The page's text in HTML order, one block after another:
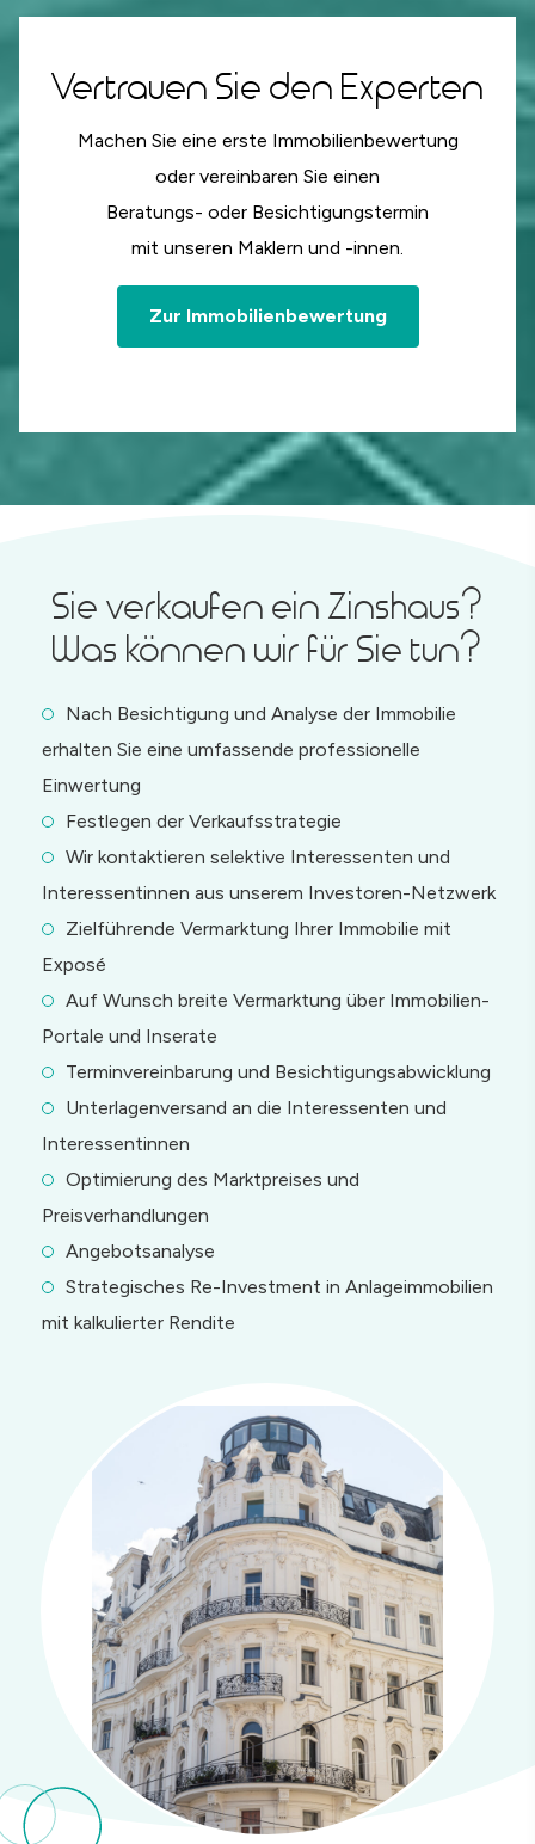
Vertrauen Sie den Experten
Machen Sie eine erste Immobilienbewertung
oder vereinbaren Sie einen
Beratungs- oder Besichtigungstermin
mit unseren Maklern und -innen.
Zur Immobilienbewertung
Sie verkaufen ein Zinshaus?
Was können wir für Sie tun?
Nach Besichtigung und Analyse der Immobilie
erhalten Sie eine umfassende professionelle
Einwertung
Festlegen der Verkaufsstrategie
Wir kontaktieren selektive Interessenten und
Interessentinnen aus unserem Investoren-Netzwerk
Zielführende Vermarktung Ihrer Immobilie mit
Exposé
Auf Wunsch breite Vermarktung über Immobilien-
Portale und Inserate
Terminvereinbarung und Besichtigungsabwicklung
Unterlagenversand an die Interessenten und
Interessentinnen
Optimierung des Marktpreises und
Preisverhandlungen
Angebotsanalyse
Strategisches Re-Investment in Anlageimmobilien
mit kalkulierter Rendite